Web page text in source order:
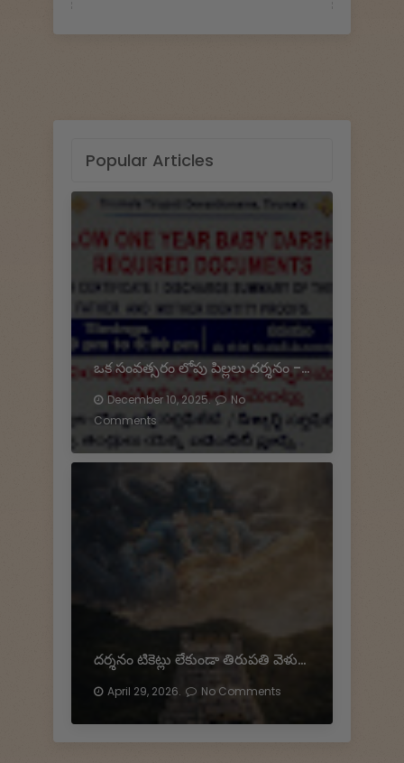
Popular Articles
ఒక సంవత్సరం లోపు పిల్లలు దర్శనం - Below one year Baby Darshan
December 10, 2025.
No
Comments
దర్శనం టికెట్లు లేకుండా తిరుపతి వెళుతున్నారా…?
April 29, 2026. No Comments